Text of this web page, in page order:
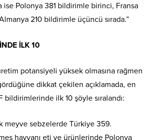
ise Polonya 381 bildirimle birinci, Fransa
210 bildirimle üçüncü sırada.”
İLK 10
potansiyeli yüksek olmasına rağmen
dikkat çekilen açıklamada, en
bildirimlerinde ilk 10 şöyle sıralandı:
meyve sebzelerde Türkiye 359.
hayvanı eti ve ürünlerinde Polonya